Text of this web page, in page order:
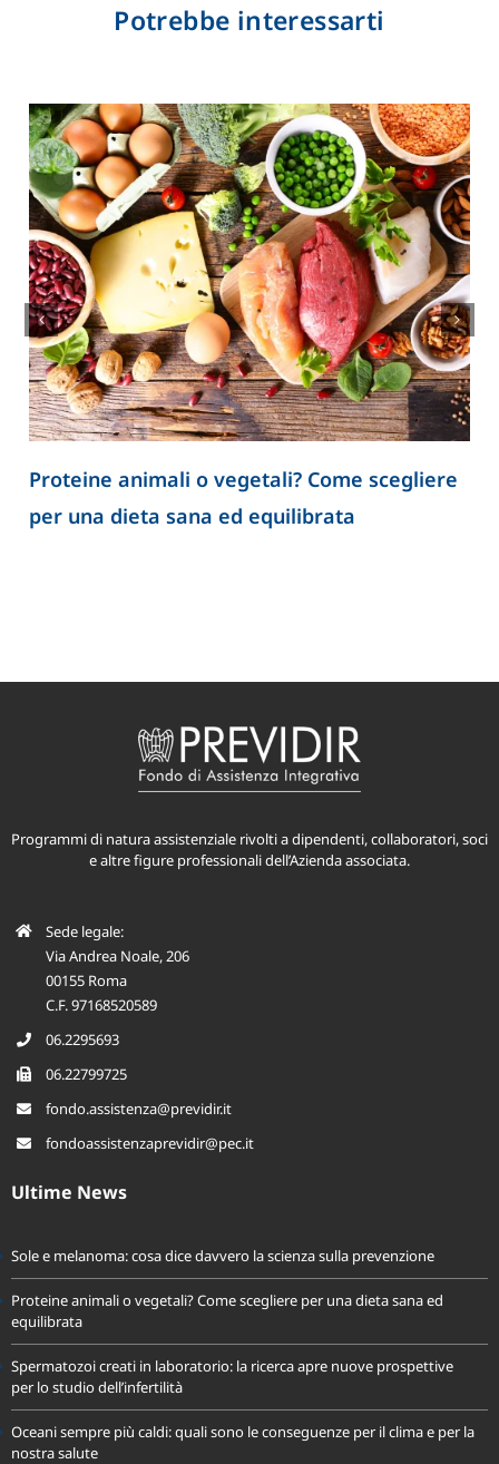
Potrebbe interessarti
Proteine animali o vegetali? Come scegliere
per una dieta sana ed equilibrata
Programmi di natura assistenziale rivolti a dipendenti, collaboratori, soci
e altre figure professionali dell’Azienda associata.
Sede legale:
Via Andrea Noale, 206
00155 Roma
C.F. 97168520589
06.2295693
06.22799725
fondo.assistenza@previdir.it
fondoassistenzaprevidir@pec.it
Ultime News
Sole e melanoma: cosa dice davvero la scienza sulla prevenzione
Proteine animali o vegetali? Come scegliere per una dieta sana ed
equilibrata
Spermatozoi creati in laboratorio: la ricerca apre nuove prospettive
per lo studio dell’infertilità
Oceani sempre più caldi: quali sono le conseguenze per il clima e per la
nostra salute